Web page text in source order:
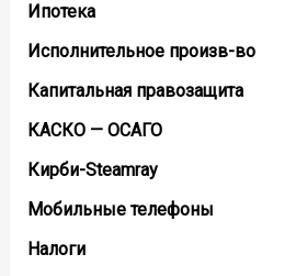
Ипотека
Исполнительное произв-во
Капитальная правозащита
КАСКО — ОСАГО
Кирби-Steamray
Мобильные телефоны
Налоги